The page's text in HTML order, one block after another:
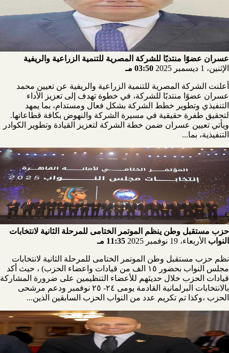
عسران عضوًا منتدبًا للشركة المصرية للتنمية الزراعية والريفية
الإثنين، 1 ديسمبر 2025
03:50 مـ
أعلنت الشركة المصرية للتنمية الزراعية والريفية عن تعيين محمد
عسران عضوًا منتدبًا للشركة، في خطوة تهدف إلى تعزيز الأداء
التنفيذي وتطوير خطط الشركة بشكل فعال ومستدام، بما يمهد
لتحقيق طفرة حقيقية في مسيرة الشركة والنهوض بكافة قطاعاتها.
ويأتي تعيين عسران ضمن خطة الشركة لتعزيز القيادة وتطوير الكوادر
التنفيذية، بما...
حزب مستقبل وطن ينظم الموتمر الختامى للمرحلة الثانية لانتخابات
النواب الأربعاء، 19 نوفمبر 2025 11:35 مـ
نظم حزب مستقبل وطن الموتمر الختامى للمرحلة الثانية لانتخابات
مجلس النواب بحضور ١٥ الف من قيادات واعضاء الحزب) ، حيث أكد
قيادات الحزب خلال حديثهم للأعضاء التنظيمين على ضرورة المشاركة
بالانتخابات البرلمانية القادمة يومى ٢٤- ٢٥ نوفمبر ودعم مرشحى
الحزب ،وكذا تم تكريم عدد من النواب الحزب السابقين الذين...